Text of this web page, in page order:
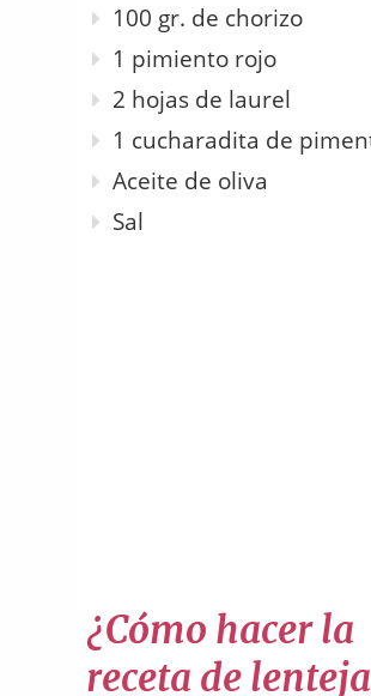
100 gr. de chorizo
1 pimiento rojo
2 hojas de laurel
1 cucharadita de
Aceite de oliva
Sal
¿Cómo hacer la
receta de